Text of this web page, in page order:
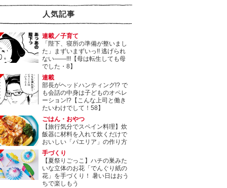
人気記事
連載／子育て
「陛下、寝所の準備が整いまし
た」まずいまずいっ!! 逃げられ
ない――!!!【母は転生しても母
でした・8】
連載
部長がヘッドハンティング!? で
も会話の中身は子どものオペレ
ーション!?【こんな上司と働き
たいわけでして！58】
ごはん・おやつ
【旅行気分でスペイン料理】炊
飯器に材料を入れて炊くだけで
おいしい「パエリア」の作り方
手づくり
【夏祭りごっこ】ハチの巣みた
いな立体のお花「でんぐり紙の
花」を手づくり！ 暑い日はおう
ちで楽しもう